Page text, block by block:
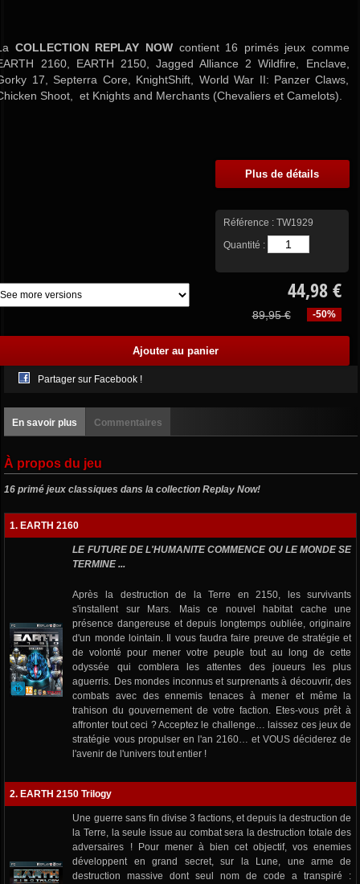
COLLECTION REPLAY NOW contient 16 primés jeux comme
2160, EARTH 2150, Jagged Alliance 2 Wildfire, Enclave,
17, Septerra Core, KnightShift, World War II: Panzer Claws,
Shoot, et Knights and Merchants (Chevaliers et Camelots).
Plus de détails
Référence : TW1929
Quantité :
44,98 €
-50%
89,95 €
Partager sur Facebook !
En savoir plus Commentaires
À propos du jeu
16 primé jeux classiques dans la collection Replay Now!
1. EARTH 2160
LE FUTURE DE L'HUMANITE COMMENCE OU LE MONDE SE
TERMINE ...
Après la destruction de la Terre en 2150, les survivants
s'installent sur Mars. Mais ce nouvel habitat cache une
présence dangereuse et depuis longtemps oubliée, originaire
d'un monde lointain. Il vous faudra faire preuve de stratégie et
de volonté pour mener votre peuple tout au long de cette
odyssée qui comblera les attentes des joueurs les plus
aguerris. Des mondes inconnus et surprenants à découvrir, des
combats avec des ennemis tenaces à mener et même la
trahison du gouvernement de votre faction. Etes-vous prêt à
affronter tout ceci ? Acceptez le challenge… laissez ces jeux de
stratégie vous propulser en l'an 2160… et VOUS déciderez de
l'avenir de l'univers tout entier !
2. EARTH 2150 Trilogy
Une guerre sans fin divise 3 factions, et depuis la destruction de
la Terre, la seule issue au combat sera la destruction totale des
adversaires ! Pour mener à bien cet objectif, vos enemies
développent en grand secret, sur la Lune, une arme de
destruction massive dont seul nom de code a transpiré :